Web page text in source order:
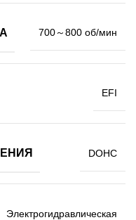
700～800 об/мин
EFI
DOHC
Электрогидравлическая